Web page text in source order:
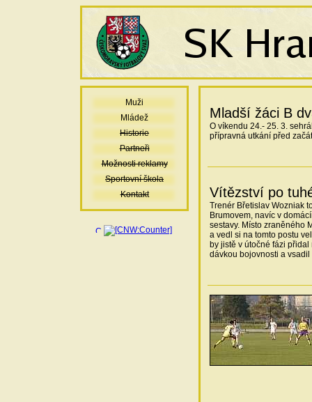
Muži
Mládež
Historie
Partneři
Možnosti reklamy
Sportovní škola
Kontakt
Mladší žáci B
O víkendu 24.- 25. 3.
přípravná utkání před
Vítězství po
Trenér Břetislav Wozniak
Brumovem, navíc v
sestavy. Místo zraněného
a vedl si na tomto postu
by jistě v útočné fázi
dávkou bojovnosti a